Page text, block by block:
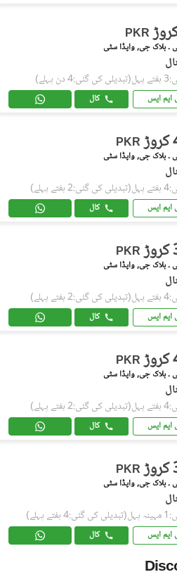
PKR
۔ بلاک جی, واپڈا سٹی
(تبدیلی کی گئی:4 دن پہلے)
ایم ایس کال
PKR
۔ بلاک جی, واپڈا سٹی
(تبدیلی کی گئی:2 ہفتے پہلے)
ایم ایس کال
PKR
۔ بلاک جی, واپڈا سٹی
(تبدیلی کی گئی:2 ہفتے پہلے)
ایم ایس کال
PKR
۔ بلاک جی, واپڈا سٹی
(تبدیلی کی گئی:2 ہفتے پہلے)
ایم ایس کال
PKR
۔ بلاک جی, واپڈا سٹی
(تبدیلی کی گئی:4 ہفتے پہلے)
ایم ایس کال